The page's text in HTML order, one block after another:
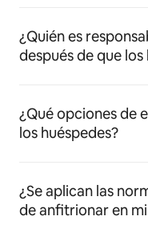
¿Quién es
después de que
¿Qué opciones de
los huéspedes?
¿Se aplican las
de anfitrionar en